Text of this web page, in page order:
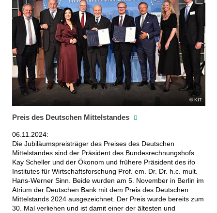
KIT
Preis des Deutschen Mittelstandes
06.11.2024:
Die Jubiläumspreisträger des Preises des Deutschen
Mittelstandes sind der Präsident des Bundesrechnungshofs
Kay Scheller und der Ökonom und frühere Präsident des ifo
Institutes für Wirtschaftsforschung Prof. em. Dr. Dr. h.c. mult.
Hans-Werner Sinn. Beide wurden am 5. November in Berlin im
Atrium der Deutschen Bank mit dem Preis des Deutschen
Mittelstands 2024 ausgezeichnet. Der Preis wurde bereits zum
30. Mal verliehen und ist damit einer der ältesten und